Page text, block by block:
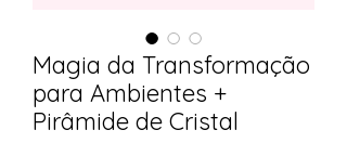
Magia da Transformação
para Ambientes +
Pirâmide de Cristal